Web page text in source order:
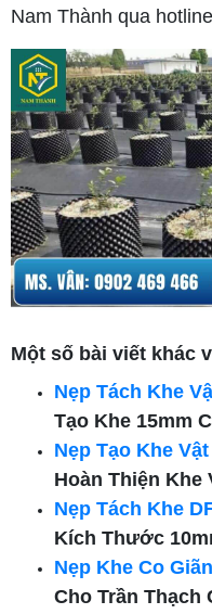
Nam Thành qua
Một số bài viết khác
Nẹp Tách Khe
Tạo Khe 15mm
Nẹp Tạo Khe
Hoàn Thiện Khe
Nẹp Tách Khe
Kích Thước
Nẹp Khe Co
Cho Trần Thạch